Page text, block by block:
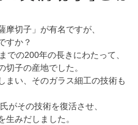
切子」が有名ですが、
すか？
での200年の長きにわたって、
子の産地でした。
まい、そのガラス細工の技術も
がその技術を復活させ、
生みだしました。